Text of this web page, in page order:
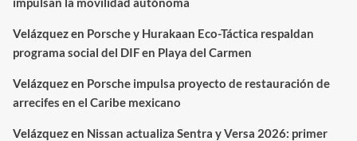
Velázquezen Porsche y Hurakaan Eco-Táctica respaldan
programa social del DIF en Playa del Carmen
Velázquezen Porsche impulsa proyecto de restauración de
arrecifes en el Caribe mexicano
Velázquezen Nissan actualiza Sentra y Versa 2026: primer